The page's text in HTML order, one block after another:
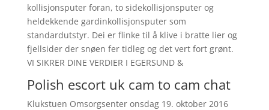
kollisjonsputer foran, to sidekollisjonsputer og
heldekkende gardinkollisjonsputer som
standardutstyr. Dei er flinke til å klive i bratte lier og
fjellsider der snøen fer tidleg og det vert fort grønt.
VI SIKRER DINE VERDIER I EGERSUND &
Polish escort uk cam to cam chat
Klukstuen Omsorgsenter onsdag 19. oktober 2016